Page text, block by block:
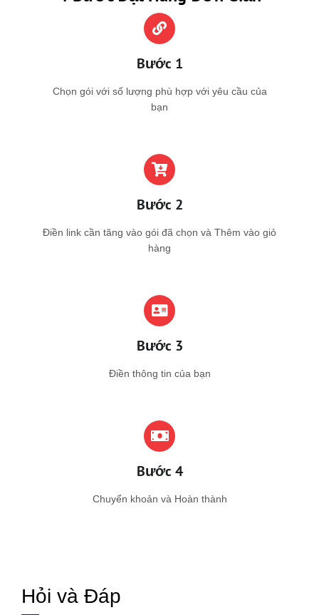
Bước 1
Chọn gói với số lượng phù hợp với yêu cầu của
bạn
Bước 2
Điền link cần tăng vào gói đã chọn và Thêm vào giỏ
hàng
Bước 3
Điền thông tin của bạn
Bước 4
Chuyển khoản và Hoàn thành
Hỏi và Đáp